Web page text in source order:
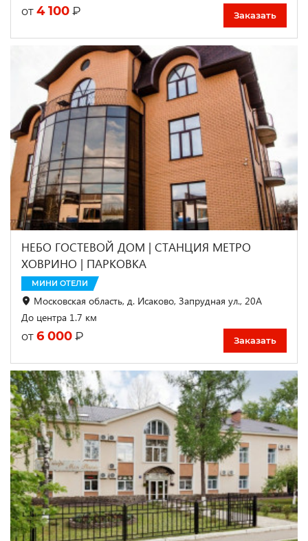
от 4 100 ₽ Заказать
НЕБО ГОСТЕВОЙ ДОМ | СТАНЦИЯ МЕТРО
ХОВРИНО | ПАРКОВКА
МИНИ ОТЕЛИ
Московская область, д. Исаково, Запрудная ул., 20А
До центра 1.7 км
от 6 000 ₽ Заказать